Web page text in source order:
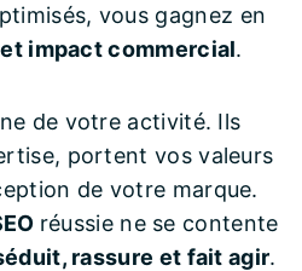
vous gagnez en
impact commercial.
de votre activité. Ils
portent vos valeurs
de votre marque.
réussie ne se contente
rassure et fait agir.